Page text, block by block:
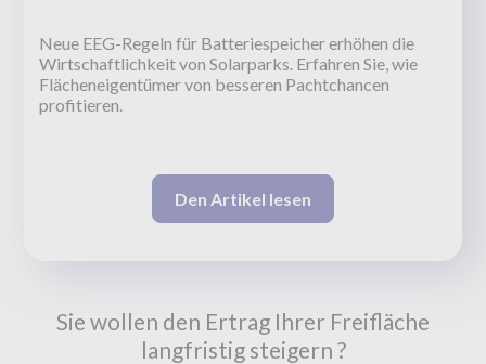
Neue EEG-Regeln für Batteriespeicher erhöhen die
Wirtschaftlichkeit von Solarparks. Erfahren Sie, wie
Flächeneigentümer von besseren Pachtchancen
profitieren.
Den Artikel lesen
Sie wollen den Ertrag Ihrer Freifläche
langfristig steigern ?